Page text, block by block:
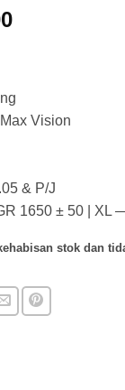
Vision
& P/J
1650 ± 50 | XL
stok dan